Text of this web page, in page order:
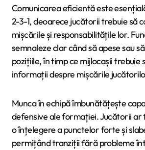
Comunicarea eficientă este
2-3-1, deoarece jucătorii trebuie să
mișcările și responsabilitățile lor.
semnaleze clar când să apese sau
pozițiile, în timp ce mijlocașii trebuie
informații despre mișcările
Munca în echipă îmbunătățește
defensive ale formației. Jucătorii ar
o înțelegere a punctelor forte și
permițând tranziții fără probleme